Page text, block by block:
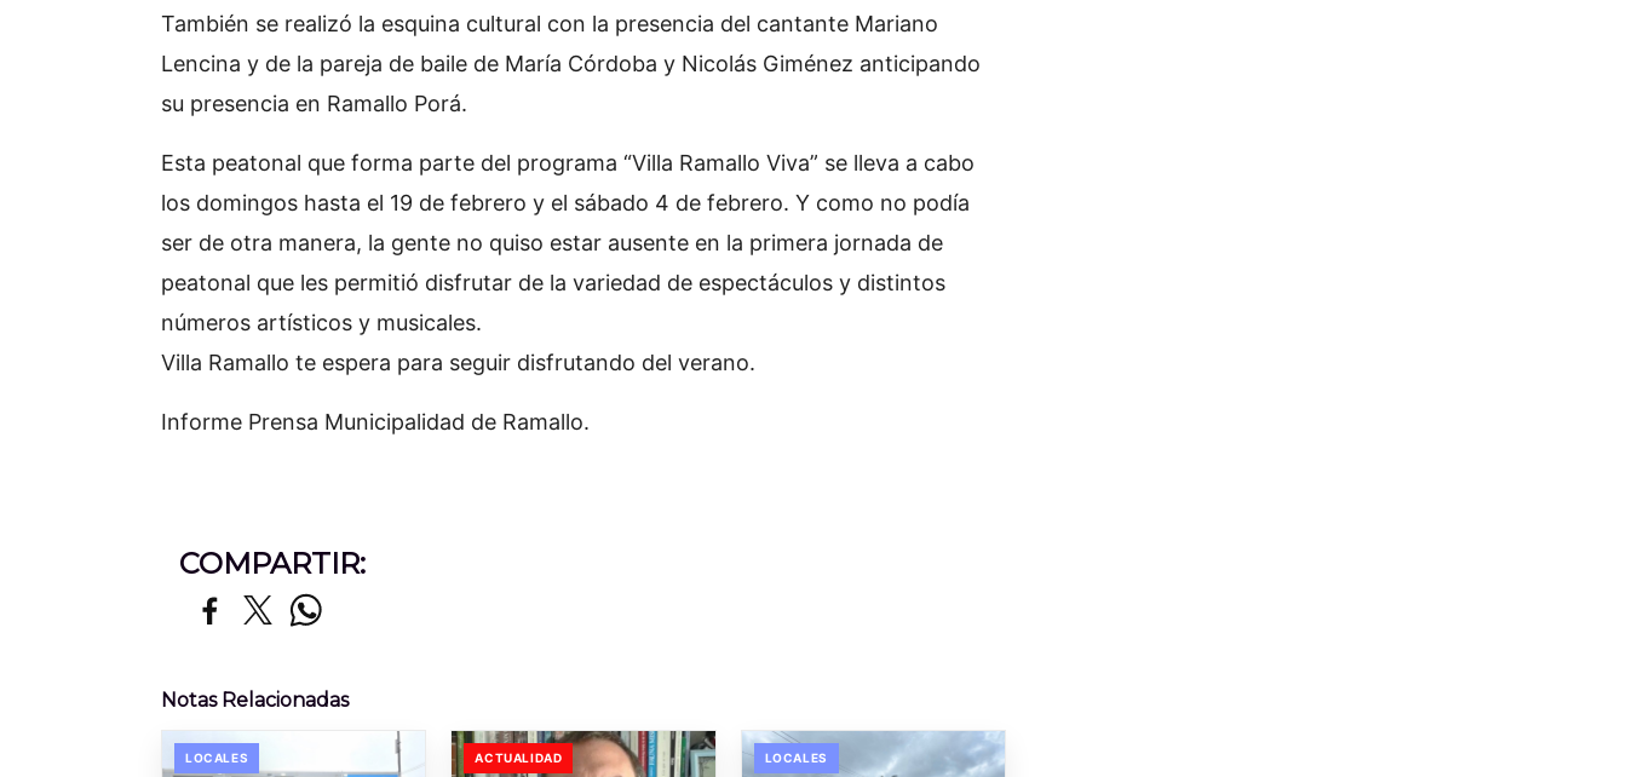
También se realizó la esquina cultural con la presencia del cantante Mariano
Lencina y de la pareja de baile de María Córdoba y Nicolás Giménez anticipando
su presencia en Ramallo Porá.
Esta peatonal que forma parte del programa “Villa Ramallo Viva” se lleva a cabo
los domingos hasta el 19 de febrero y el sábado 4 de febrero. Y como no podía
ser de otra manera, la gente no quiso estar ausente en la primera jornada de
peatonal que les permitió disfrutar de la variedad de espectáculos y distintos
números artísticos y musicales.
Villa Ramallo te espera para seguir disfrutando del verano.
Informe Prensa Municipalidad de Ramallo.
COMPARTIR:
Notas Relacionadas
LOCALES ACTUALIDAD LOCALES